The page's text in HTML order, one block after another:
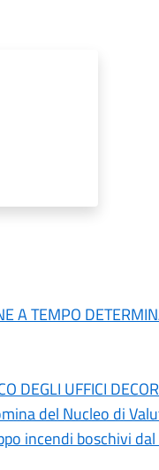
A TEMPO
DEGLI UFFICI
del Nucleo di
incendi boschivi